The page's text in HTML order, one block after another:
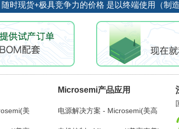
时现货+极具竞争力的价格 是以终端使用（制
美
Microsemi产品应用
电源解决方案 - Microsemi(美高